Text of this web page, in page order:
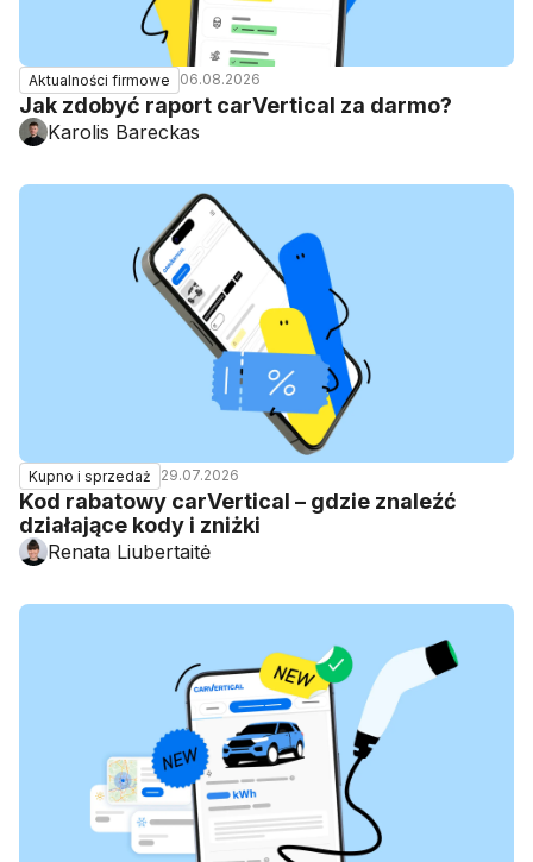
Aktualności firmowe 06.08.2026
Jak zdobyć raport carVertical za darmo?
Karolis Bareckas
Kupno i sprzedaż 29.07.2026
Kod rabatowy carVertical – gdzie znaleźć
działające kody i zniżki
Renata Liubertaitė